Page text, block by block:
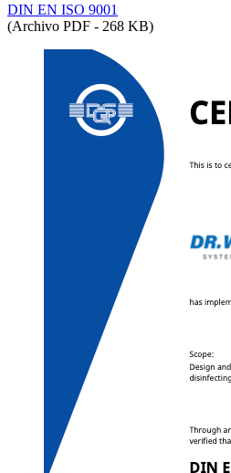
DIN EN ISO 9001
(Archivo PDF - 268 KB)